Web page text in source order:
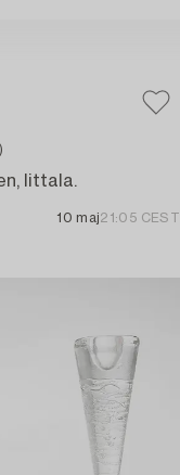
Iittala.
10 maj21:05 CEST